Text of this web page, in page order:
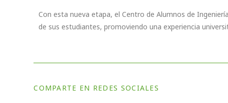
Con esta nueva etapa, el Centro de Alumnos de
de sus estudiantes, promoviendo una experiencia
COMPARTE EN REDES SOCIALES